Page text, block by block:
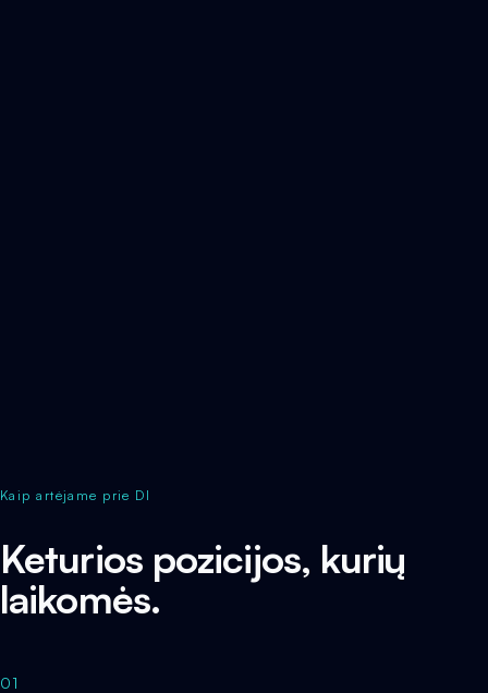
Kaip artėjame prie DI
Keturios pozicijos, kurių
laikomės.
01